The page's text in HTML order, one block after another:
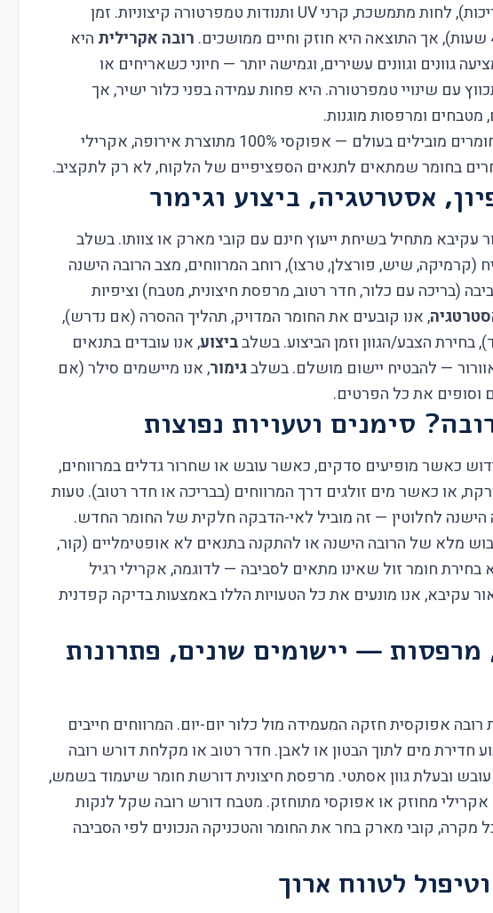
היא עמידה בפני כלור (חיוני בבריכות), לחות מתמשכת, קרני UV ותנודות טמפרטורה קיצוניות. זמן
רובה אקרילית היא
גוונים וגוונים עשירים, וגמישה יותר — חיוני כשאריחים או
עם שינויי טמפרטורה. היא פחות עמידה בפני כלור ישיר, אך
מטבחים ומרפסות מוגנות.
בקובי מארק, אנו משתמשים בחומרים מובילים בעולם — אפוקסי 100% מתוצרת אירופה, אקרילי
בחומר שמתאים לתנאים הספציפיים של הלקוח, לא רק לתקציב.
אסטרטגיה, ביצוע וגימור
עקיבא מתחיל בשיחת ייעוץ חינם עם קובי מארק או צוותו. בשלב
(קרמיקה, שיש, פורצלן, טרצו), רוחב המרווחים, מצב הרובה הישנה
(בריכה עם כלור, חדר רטוב, מרפסת חיצונית, מטבח) וציפיות
, אנו קובעים את החומר המדויק, תהליך ההסרה (אם נדרש),
בחירת הצבע/הגוון וזמן הביצוע. בשלבביצוע, אנו עובדים בתנאים
— להבטיח יישום מושלם. בשלבגימור, אנו מיישמים סילר (אם
וסופים את כל הפרטים.
סימנים וטעויות נפוצות
כאשר מופיעים סדקים, כאשר עובש או שחרור גדלים במרווחים,
או כאשר מים זולגים דרך המרווחים (בבריכה או חדר רטוב). טעות
הישנה לחלוטין — זה מוביל לאי-הדבקה חלקית של החומר החדש.
מלא של הרובה הישנה או להתקנה בתנאים לא אופטימליים (קור,
חומר זול שאינו מתאים לסביבה — לדוגמה, אקרילי רגיל
עקיבא, אנו מונעים את כל הטעויות הללו באמצעות בדיקה קפדנית
— יישומים שונים, פתרונות
אפוקסית חזקה המעמידה מול כלור יום-יום. המרווחים חייבים
חדירת מים לתוך הבטון או לאבן. חדר רטוב או מקלחת דורש רובה
ובעלת גוון אסתטי. מרפסת חיצונית דורשת חומר שיעמוד בשמש,
מחוזק או אפוקסי מתוחזק. מטבח דורש רובה שקל לנקות
מקרה, קובי מארק בחר את החומר והטכניקה הנכונים לפי הסביבה
לטווח ארוך